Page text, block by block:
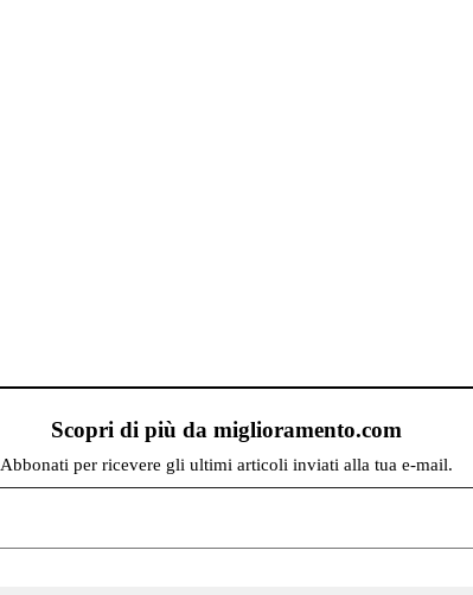
Scopri di più da miglioramento.com
Abbonati per ricevere gli ultimi articoli inviati alla tua e-mail.